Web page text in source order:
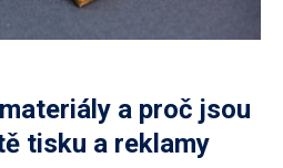
a proč jsou
tisku a reklamy